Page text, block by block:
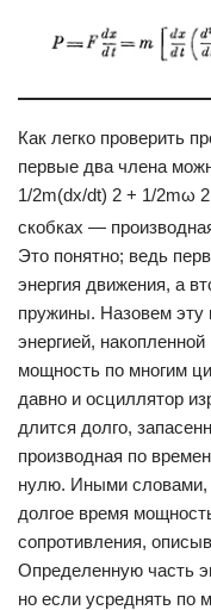
Как легко проверить
первые два члена
1/2m(dx/dt) 2 + 1/2mω 2
скобках —
Это понятно; ведь
энергия движения, а
пружины. Назовем эту
энергией,
мощность по многим
давно и осциллятор
длится долго,
производная по
нулю. Иными словами,
долгое время
сопротивления,
Определенную часть
но если усреднять по